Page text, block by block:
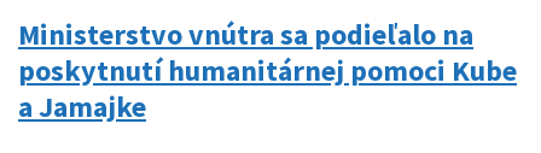
Ministerstvo vnútra sa podieľalo na
poskytnutí humanitárnej pomoci Kube
a Jamajke